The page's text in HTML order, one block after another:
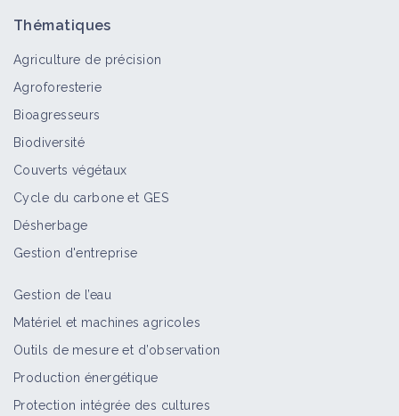
Thématiques
Agriculture de précision
Agroforesterie
Bioagresseurs
Biodiversité
Couverts végétaux
Cycle du carbone et GES
Désherbage
Gestion d'entreprise
Gestion de l’eau
Matériel et machines agricoles
Outils de mesure et d’observation
Production énergétique
Protection intégrée des cultures